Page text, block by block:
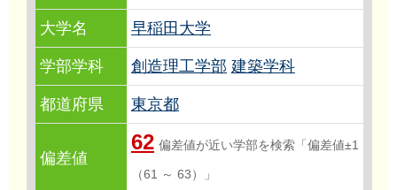
大学名 早稲田大学
学部学科 創造理工学部 建築学科
都道府県 東京都
偏差値
62 偏差値が近い学部を検索「偏差値±1
（61 ～ 63）」